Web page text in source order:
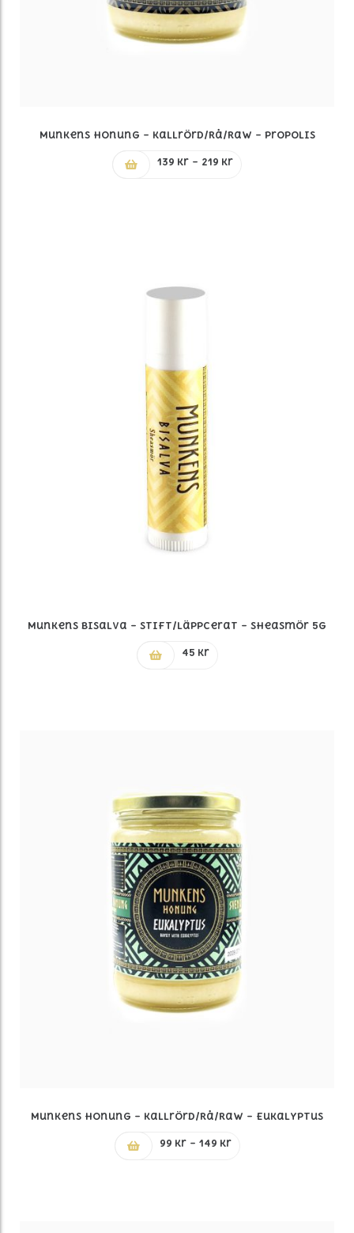
Munkens Honung – Kallrörd/Rå/Raw – Propolis
139 kr – 219 krPrisintervall:
Munkens Bisalva – Stift/Läppcerat – Sheasmör 5g
45 kr
Munkens Honung – Kallrörd/Rå/Raw – Eukalyptus
99 kr – 149 krPrisintervall: